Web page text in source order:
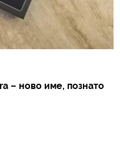
– ново име, познато